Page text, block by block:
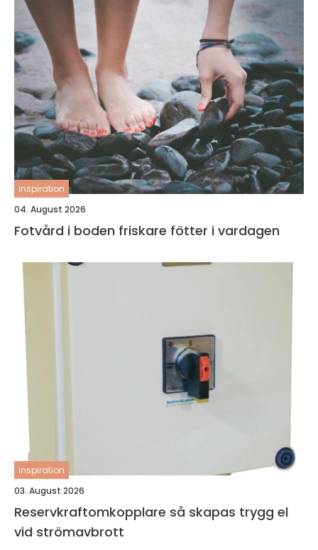
inspiration
04. August 2026
Fotvård i boden friskare fötter i vardagen
inspiration
03. August 2026
Reservkraftomkopplare så skapas trygg el
vid strömavbrott